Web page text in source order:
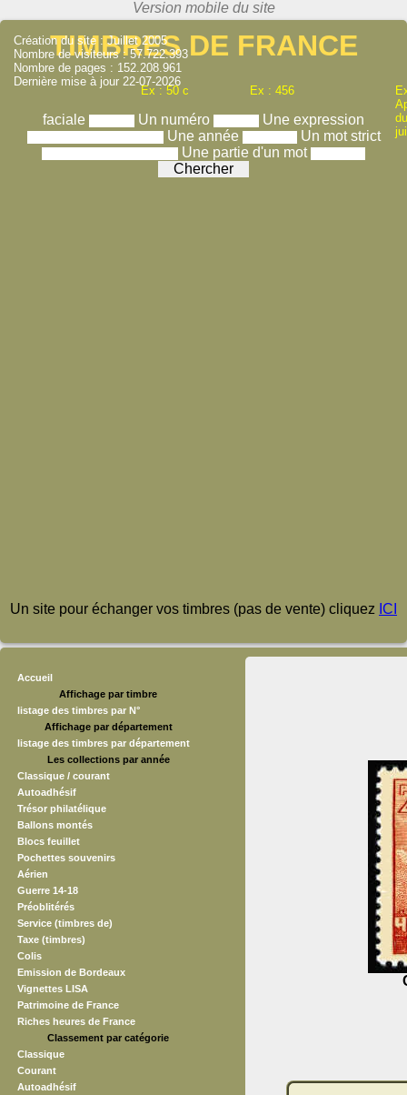
TIMBRES DE FRANCE
Ex : 50 c Ex : 456
faciale Un numéro
Une expression
Une année
Un mot strict
Une partie d'un mot
Création du site : Juillet 2005
Nombre de visiteurs : 57.722.393
Nombre de pages : 152.208.961
Dernière mise à jour 22-07-2026
Un site pour échanger vos timbres (pas de vente) cliquez ICI
Accueil
Affichage par timbre
listage des timbres par N°
Affichage par département
listage des timbres par département
Les collections par année
Classique / courant
Autoadhésif
Trésor philatélique
Ballons montés
Blocs feuillet
Pochettes souvenirs
Aérien
Guerre 14-18
Préoblitérés
Service (timbres de)
Taxe (timbres)
Colis
Emission de Bordeaux
Vignettes LISA
Patrimoine de France
Riches heures de France
Classement par catégorie
Classique
Courant
Autoadhésif